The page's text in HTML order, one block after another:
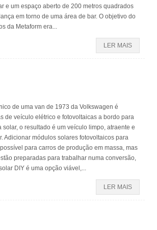
e um espaço aberto de 200 metros quadrados
em torno de uma área de bar. O objetivo do
da Metaform era...
LER MAIS
de uma van de 1973 da Volkswagen é
de veículo elétrico e fotovoltaicas a bordo para
solar, o resultado é um veículo limpo, atraente e
Adicionar módulos solares fotovoltaicos para
para carros de produção em massa, mas
preparadas para trabalhar numa conversão,
DIY é uma opção viável,...
LER MAIS